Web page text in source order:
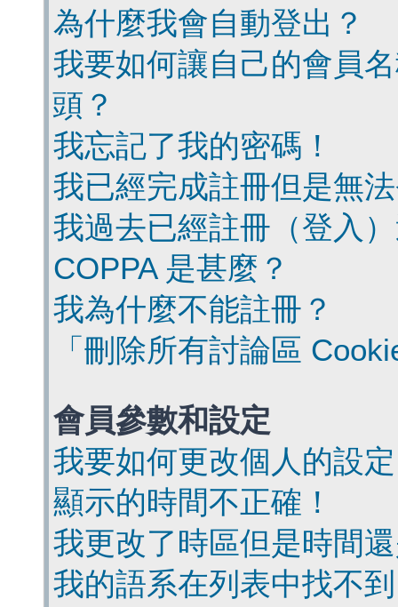
為什麼我會自動登出？
我要如何讓自己的會員
頭？
我忘記了我的密碼！
我已經完成註冊但是無
我過去已經註冊（登入
COPPA 是甚麼？
我為什麼不能註冊？
「刪除所有討論區
會員參數和設定
我要如何更改個人的設
顯示的時間不正確！
我更改了時區但是時間
我的語系在列表中找不